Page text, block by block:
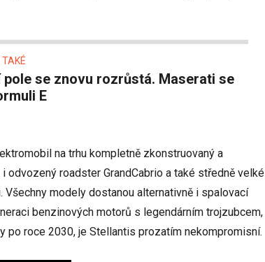
TAKÉ
E
na trhu kompletně zkonstruovaný a
odvozený roadster GrandCabrio a také středně velké
Všechny modely dostanou alternativně i spalovací
benzinových motorů s legendárním trojzubcem,
roce 2030, je Stellantis prozatím nekompromisní.